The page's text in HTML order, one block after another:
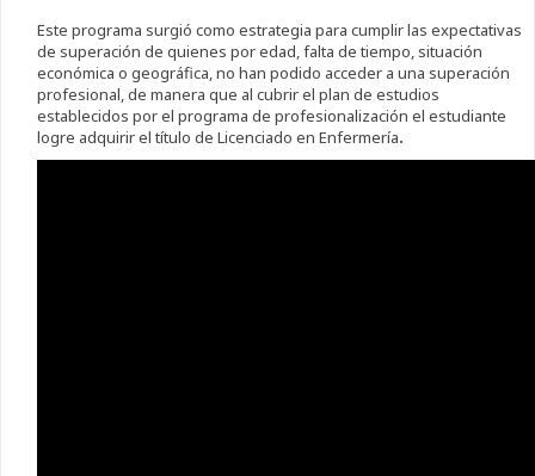
Este programa surgió como estrategia para cumplir las expectativas
de superación de quienes por edad, falta de tiempo, situación
económica o geográfica, no han podido acceder a una superación
profesional, de manera que al cubrir el plan de estudios
establecidos por el programa de profesionalización el estudiante
logre adquirir el título de Licenciado en Enfermería.